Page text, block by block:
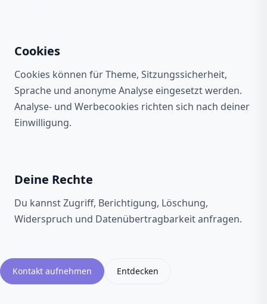
Cookies
Cookies können für Theme, Sitzungssicherheit,
Sprache und anonyme Analyse eingesetzt werden.
Analyse- und Werbecookies richten sich nach deiner
Einwilligung.
Deine Rechte
Du kannst Zugriff, Berichtigung, Löschung,
Widerspruch und Datenübertragbarkeit anfragen.
Kontakt aufnehmen Entdecken